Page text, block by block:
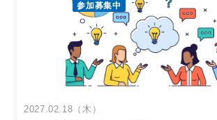
参加募集中
2027.02.18（木）